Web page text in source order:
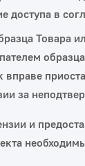
доступа в
Товара
за
и